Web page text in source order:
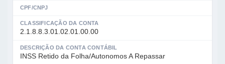
CPF/CNPJ
CLASSIFICAÇÃO DA CONTA
2.1.8.8.3.01.02.01.00.00
DESCRIÇÃO DA CONTA CONTÁBIL
INSS Retido da Folha/Autonomos A Repassar